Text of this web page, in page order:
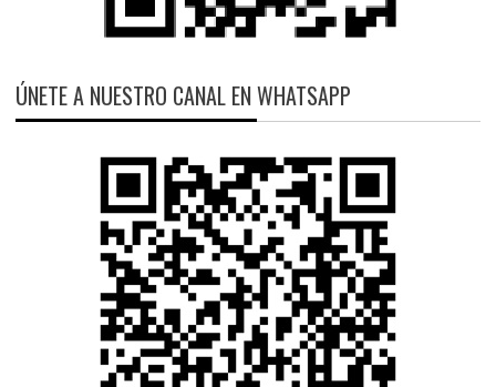
ÚNETE A NUESTRO CANAL EN WHATSAPP